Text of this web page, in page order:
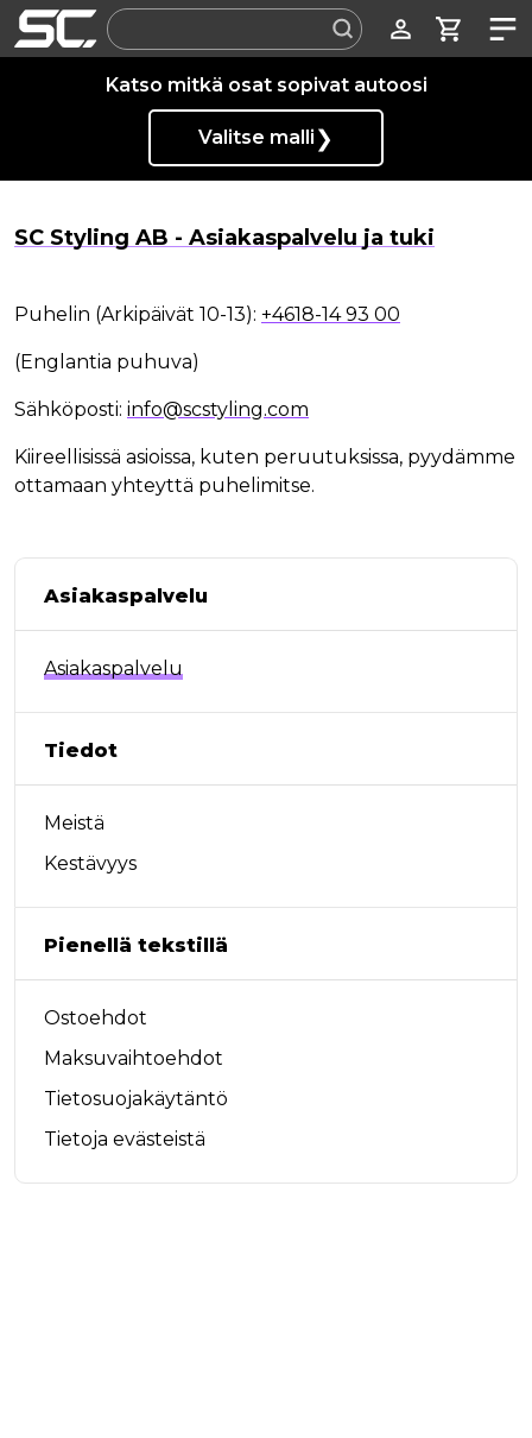
Label
Katso mitkä osat sopivat autoosi
Valitse malli ❯
SC Styling AB - Asiakaspalvelu ja tuki
Puhelin (Arkipäivät 10-13): +4618-14 93 00
(Englantia puhuva)
Sähköposti: info@scstyling.com
Kiireellisissä asioissa, kuten peruutuksissa, pyydämme
ottamaan yhteyttä puhelimitse.
Asiakaspalvelu
Asiakaspalvelu
Tiedot
Meistä
Kestävyys
Pienellä tekstillä
Ostoehdot
Maksuvaihtoehdot
Tietosuojakäytäntö
Tietoja evästeistä